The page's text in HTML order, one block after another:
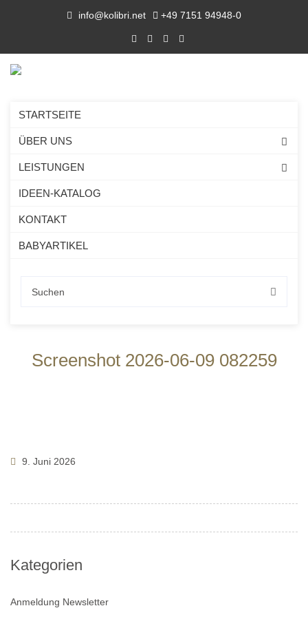
info@kolibri.net +49 7151 94948-0
STARTSEITE
ÜBER UNS
LEISTUNGEN
IDEEN-KATALOG
KONTAKT
BABYARTIKEL
Screenshot 2026-06-09 082259
9. Juni 2026
Kategorien
Anmeldung Newsletter